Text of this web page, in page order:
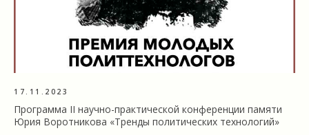
17.11.2023
Программа II научно-практической конференции памяти
Юрия Воротникова «Тренды политических технологий»